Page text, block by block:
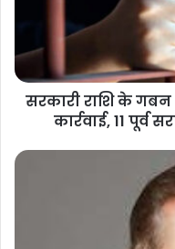
सरकारी राशि के
कार्रवाई, 11